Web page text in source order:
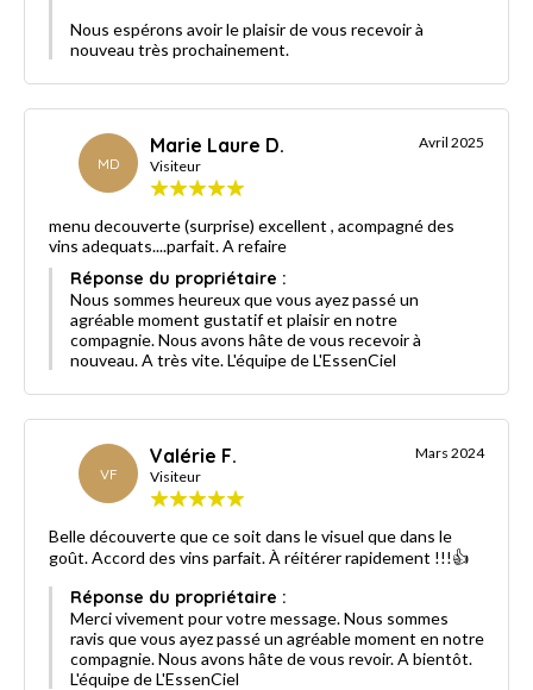
Nous espérons avoir le plaisir de vous recevoir à
nouveau très prochainement.
MD
Marie Laure D.
Visiteur
Avril 2025
menu decouverte (surprise) excellent , acompagné des
vins adequats....parfait. A refaire
Réponse du propriétaire :
Nous sommes heureux que vous ayez passé un
agréable moment gustatif et plaisir en notre
compagnie. Nous avons hâte de vous recevoir à
nouveau. A très vite. L'équipe de L'EssenCiel
VF
Valérie F.
Visiteur
Mars 2024
Belle découverte que ce soit dans le visuel que dans le
goût. Accord des vins parfait. À réitérer rapidement !!!👍
Réponse du propriétaire :
Merci vivement pour votre message. Nous sommes
ravis que vous ayez passé un agréable moment en notre
compagnie. Nous avons hâte de vous revoir. A bientôt.
L'équipe de L'EssenCiel